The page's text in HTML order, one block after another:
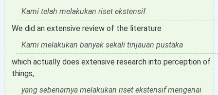
Kami telah melakukan riset ekstensif
We did an extensive review of the literature
Kami melakukan banyak sekali tinjauan pustaka
which actually does extensive research into perception of
things,
yang sebenarnya melakukan riset ekstensif mengenai